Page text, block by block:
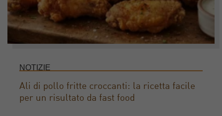
NOTIZIE
Ali di pollo fritte croccanti: la ricetta facile
per un risultato da fast food